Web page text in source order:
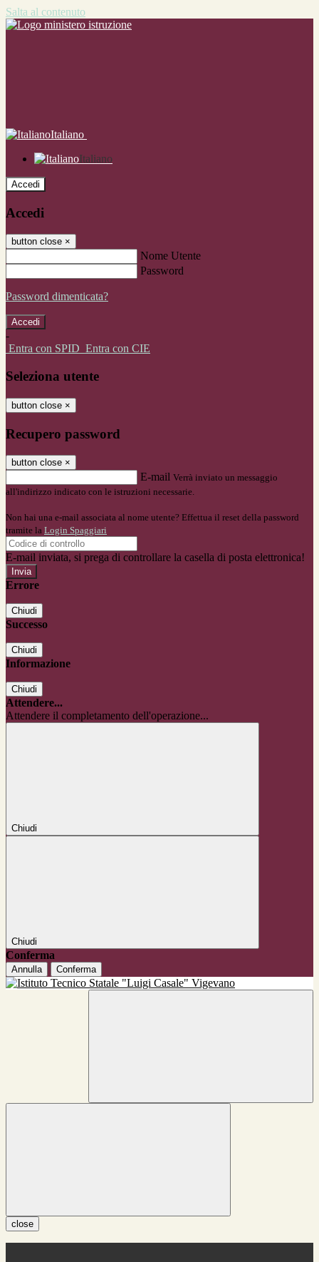
Salta al contenuto
Italiano
Italiano
Accedi
Accedi
button close ×
Nome Utente
Password
Password dimenticata?
-
Entra con SPID Entra con CIE
Seleziona utente
button close ×
Recupero password
button close ×
E-mail Verrà inviato un messaggio
all'indirizzo indicato con le istruzioni necessarie.
Non hai una e-mail associata al nome utente? Effettua il reset della password
tramite la Login Spaggiari
E-mail inviata, si prega di controllare la casella di posta elettronica!
Errore
Chiudi
Successo
Chiudi
Informazione
Chiudi
Attendere...
Attendere il completamento dell'operazione...
Chiudi
Chiudi
Conferma
Annulla Conferma
close